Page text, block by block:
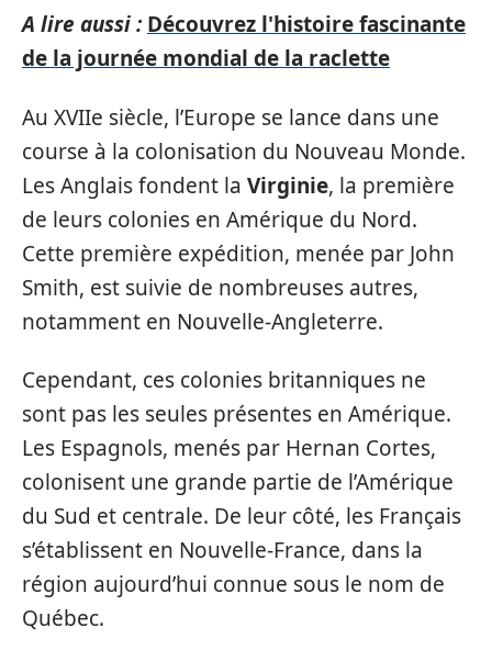
A lire aussi : Découvrez l'histoire fascinante
de la journée mondial de la raclette
Au XVIIe siècle, l’Europe se lance dans une
course à la colonisation du Nouveau Monde.
Les Anglais fondent la Virginie, la première
de leurs colonies en Amérique du Nord.
Cette première expédition, menée par John
Smith, est suivie de nombreuses autres,
notamment en Nouvelle-Angleterre.
Cependant, ces colonies britanniques ne
sont pas les seules présentes en Amérique.
Les Espagnols, menés par Hernan Cortes,
colonisent une grande partie de l’Amérique
du Sud et centrale. De leur côté, les Français
s’établissent en Nouvelle-France, dans la
région aujourd’hui connue sous le nom de
Québec.